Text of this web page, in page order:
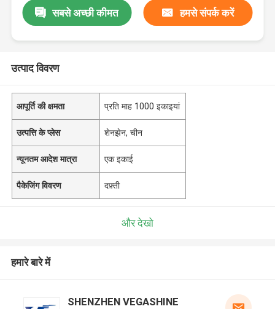
सबसे अच्छी कीमत हमसे संपर्क करें
उत्पाद विवरण
आपूर्ति की क्षमता प्रति माह 1000 इकाइयां
उत्पत्ति के प्लेस शेनझेन, चीन
न्यूनतम आदेश मात्रा एक इकाई
पैकेजिंग विवरण दफ़्ती
और देखो
हमारे बारे में
SHENZHEN VEGASHINE